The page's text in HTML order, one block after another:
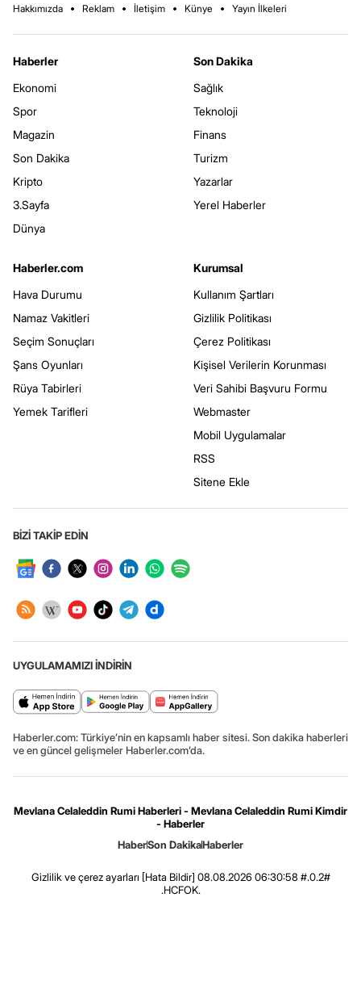
Hakkımızda Reklam İletişim Künye Yayın İlkeleri
Haberler
Ekonomi
Spor
Magazin
Son Dakika
Kripto
3.Sayfa
Dünya
Son Dakika
Sağlık
Teknoloji
Finans
Turizm
Yazarlar
Yerel Haberler
Haberler.com
Hava Durumu
Namaz Vakitleri
Seçim Sonuçları
Şans Oyunları
Rüya Tabirleri
Yemek Tarifleri
Kurumsal
Kullanım Şartları
Gizlilik Politikası
Çerez Politikası
Kişisel Verilerin Korunması
Veri Sahibi Başvuru Formu
Webmaster
Mobil Uygulamalar
RSS
Sitene Ekle
BİZİ TAKİP EDİN
UYGULAMAMIZI İNDİRİN
Haberler.com: Türkiye’nin en kapsamlı haber sitesi. Son dakika haberleri
ve en güncel gelişmeler Haberler.com’da.
Mevlana Celaleddin Rumi Haberleri - Mevlana Celaleddin Rumi Kimdir
- Haberler
HaberSon DakikaHaberler
Gizlilik ve çerez ayarları [Hata Bildir] 08.08.2026 06:30:58 #.0.2#
.HCFOK.